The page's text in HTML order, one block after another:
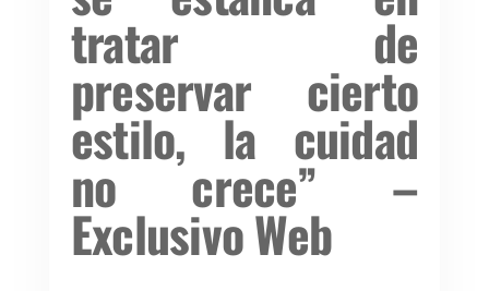
tratar de
preservar cierto
estilo, la cuidad
no crece” –
Exclusivo Web